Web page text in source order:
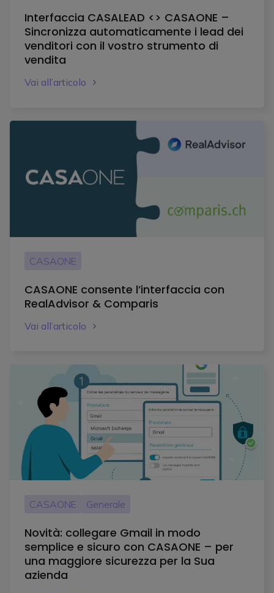
Interfaccia CASALEAD <> CASAONE –
Sincronizza automaticamente i lead dei
venditori con il vostro strumento di
vendita
Vai all’articolo
CASAONE
CASAONE consente l’interfaccia con
RealAdvisor & Comparis
Vai all’articolo
CASAONE Generale
Novità: collegare Gmail in modo
semplice e sicuro con CASAONE – per
una maggiore sicurezza per la Sua
azienda